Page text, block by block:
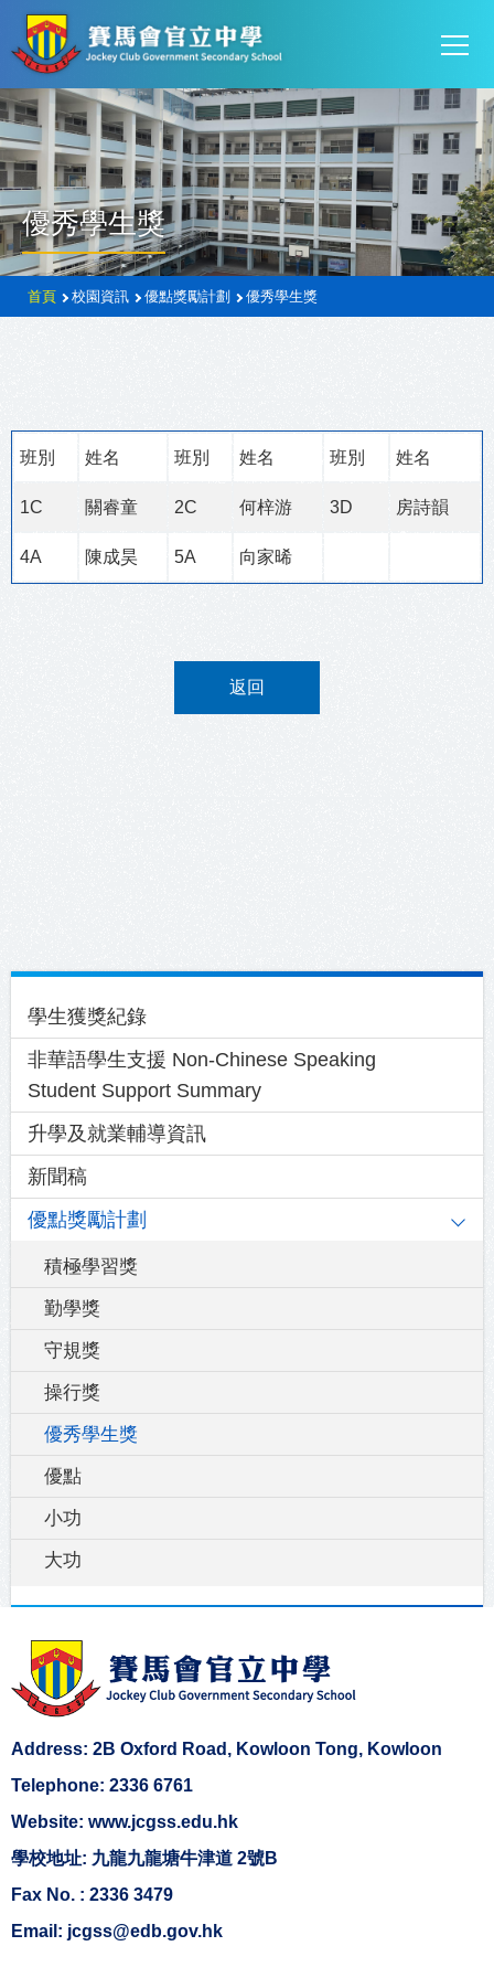
移至主內容
優秀學生獎
導
首頁 校園資訊 優點獎勵計劃 優秀學生獎
班別 姓名 班別 姓名 班別 姓名
1C 關睿童 2C 何梓游 3D 房詩韻
4A 陳成昊 5A 向家晞
返回
navigation
學生獲獎紀錄
非華語學生支援 Non-Chinese Speaking
Student Support Summary
升學及就業輔導資訊
新聞稿
優點獎勵計劃
積極學習獎
勤學獎
守規獎
操行獎
優秀學生獎
優點
小功
大功
Address: 2B Oxford Road, Kowloon Tong, Kowloon
Telephone: 2336 6761
Website: www.jcgss.edu.hk
學校地址: 九龍九龍塘牛津道 2號B
Fax No. : 2336 3479
Email: jcgss@edb.gov.hk